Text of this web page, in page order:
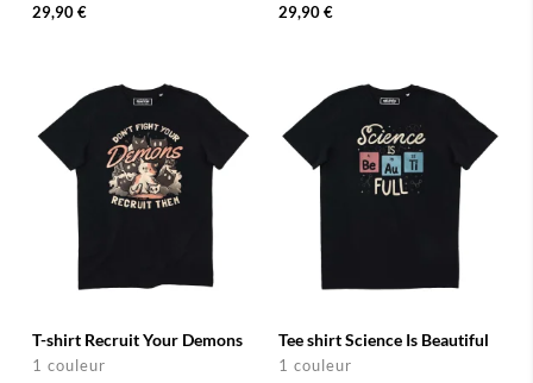
29,90 € 29,90 €
T-shirt Recruit Your Demons
1 couleur
Tee shirt Science Is Beautiful
1 couleur